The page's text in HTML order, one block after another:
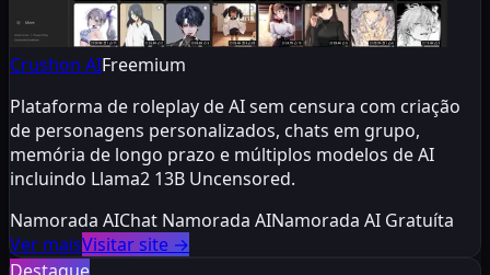
Crushon AIFreemium
Plataforma de roleplay de AI sem censura com criação
de personagens personalizados, chats em grupo,
memória de longo prazo e múltiplos modelos de AI
incluindo Llama2 13B Uncensored.
Namorada AIChat Namorada AINamorada AI Gratuíta
Ver maisVisitar site →